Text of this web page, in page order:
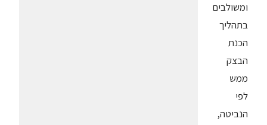
ומשולבים
בתהליך
הכנת
הבצק
ממש
לפי
הנביטה,